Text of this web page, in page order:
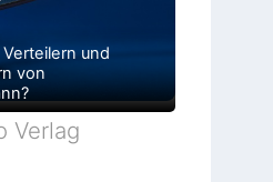
und
von
Verlag